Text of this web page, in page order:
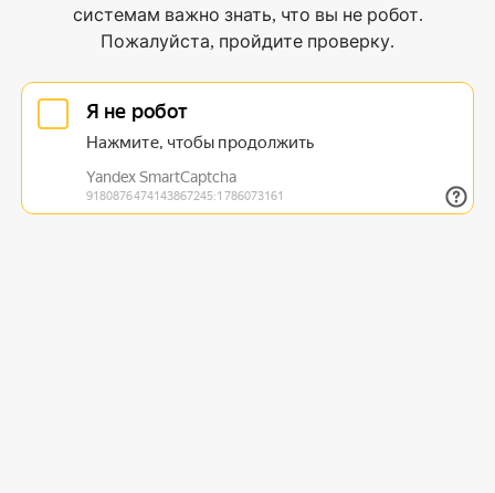
системам важно знать, что вы не робот.
Пожалуйста, пройдите проверку.